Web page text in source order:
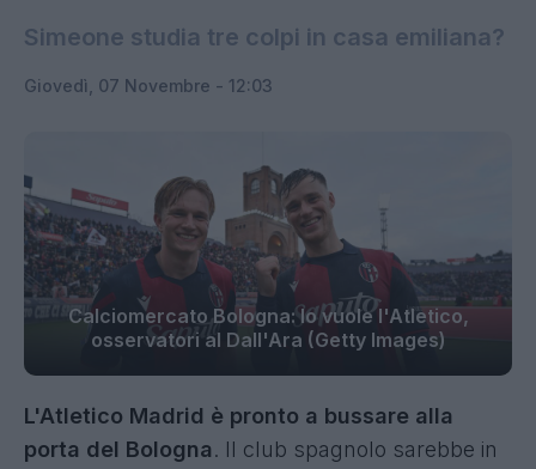
Simeone studia tre colpi in casa emiliana?
Giovedì, 07 Novembre - 12:03
Calciomercato Bologna: lo vuole l'Atletico,
osservatori al Dall'Ara (Getty Images)
L'Atletico Madrid è pronto a bussare alla
porta del Bologna. Il club spagnolo sarebbe in